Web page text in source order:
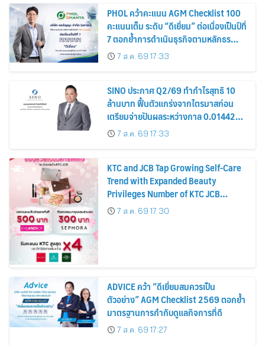
PHOL คว้าคะแนน AGM Checklist 100
คะแนนเต็ม ระดับ “ดีเยี่ยม” ต่อเนื่องเป็นปีที่
7 ตอกย้ำการดำเนินธุรกิจตามหลักธร
รมาภิบาล โปร่งใส สร้างความเชื่อมั่นผู้ถือ
หุ้น
7 ส.ค. 69 17:33
SINO ประกาศ Q2/69 ทำกำไรสุทธิ 10
ล้านบาท ฟื้นตัวแกร่งจากไตรมาสก่อน
เตรียมจ่ายปันผลระหว่างกาล 0.014423
บาทต่อหุ้น ครึ่งปีหลังมุ่งเติบโตต่อเนื่อง
7 ส.ค. 69 17:33
KTC and JCB Tap Growing Self-Care
Trend with Expanded Beauty
Privileges Number of KTC JCB
Cardmembers Spending on
Cosmetics Rises 26%
7 ส.ค. 69 17:30
ADVICE คว้า “ดีเยี่ยมสมควรเป็น
ตัวอย่าง” AGM Checklist 2569 ตอกย้ำ
มาตรฐานการกำกับดูแลกิจการที่ดี
7 ส.ค. 69 17:27